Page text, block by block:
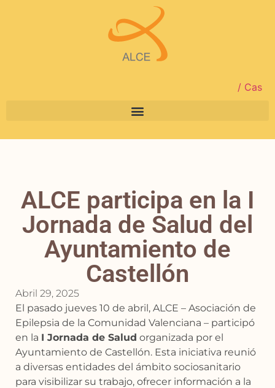
/ Cas
ALCE participa en la I
Jornada de Salud del
Ayuntamiento de
Castellón
Abril 29, 2025
El pasado jueves 10 de abril, ALCE – Asociación de
Epilepsia de la Comunidad Valenciana – participó
en la I Jornada de Salud organizada por el
Ayuntamiento de Castellón. Esta iniciativa reunió
a diversas entidades del ámbito sociosanitario
para visibilizar su trabajo, ofrecer información a la